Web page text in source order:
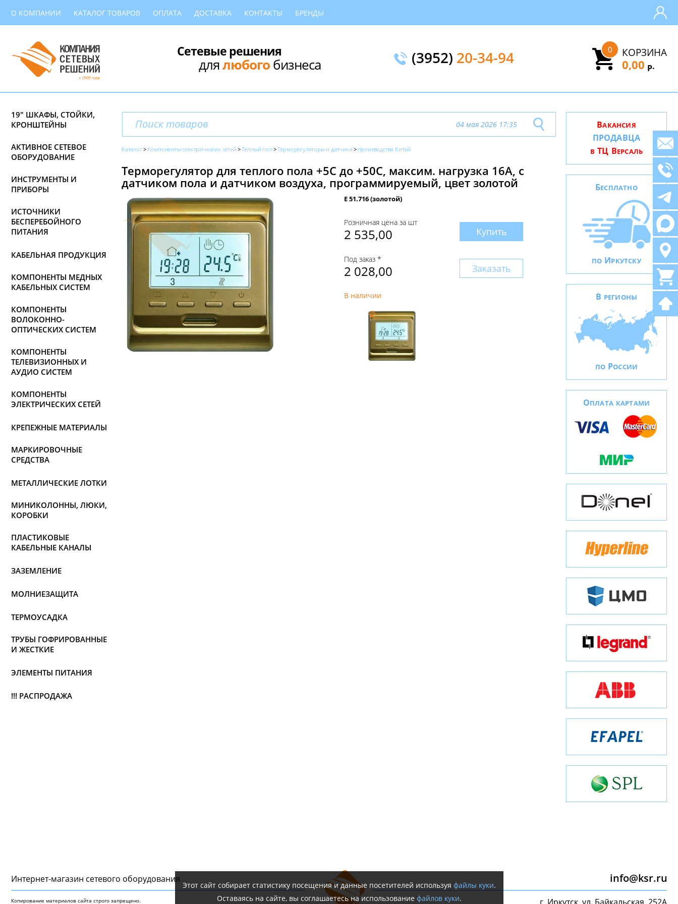
О КОМПАНИИ КАТАЛОГ ТОВАРОВ ОПЛАТА ДОСТАВКА КОНТАКТЫ БРЕНДЫ
Сетевые решения
длялюбогобизнеса (3952) 20-34-94 КОРЗИНА
0
0,00 Р.
19" ШКАФЫ, СТОЙКИ,
КРОНШТЕЙНЫ
АКТИВНОЕ СЕТЕВОЕ
ОБОРУДОВАНИЕ
ИНСТРУМЕНТЫ И
ПРИБОРЫ
ИСТОЧНИКИ
БЕСПЕРЕБОЙНОГО
ПИТАНИЯ
КАБЕЛЬНАЯ ПРОДУКЦИЯ
КОМПОНЕНТЫ МЕДНЫХ
КАБЕЛЬНЫХ СИСТЕМ
КОМПОНЕНТЫ
ВОЛОКОННО-
ОПТИЧЕСКИХ СИСТЕМ
КОМПОНЕНТЫ
ТЕЛЕВИЗИОННЫХ И
АУДИО СИСТЕМ
КОМПОНЕНТЫ
ЭЛЕКТРИЧЕСКИХ СЕТЕЙ
КРЕПЕЖНЫЕ МАТЕРИАЛЫ
МАРКИРОВОЧНЫЕ
СРЕДСТВА
МЕТАЛЛИЧЕСКИЕ ЛОТКИ
МИНИКОЛОННЫ, ЛЮКИ,
КОРОБКИ
ПЛАСТИКОВЫЕ
КАБЕЛЬНЫЕ КАНАЛЫ
ЗАЗЕМЛЕНИЕ
МОЛНИЕЗАЩИТА
ТЕРМОУСАДКА
ТРУБЫ ГОФРИРОВАННЫЕ
И ЖЕСТКИЕ
ЭЛЕМЕНТЫ ПИТАНИЯ
!!! РАСПРОДАЖА
04 мая 2026 17:35
Каталог Компоненты электрических сетей Теплый пол Терморегуляторы и датчики производства Китай
Терморегулятор для теплого пола +5С до +50С, максим. нагрузка 16А, с
датчиком пола и датчиком воздуха, программируемый, цвет золотой
E 51.716 (золотой)
Розничная цена за шт
2 535,00 Купить
Под заказ *
2 028,00 Заказать
В наличии
ВАКАНСИЯ
ПРОДАВЦА
В ТЦ ВЕРСАЛЬ
БЕСПЛАТНО
ПО ИРКУТСКУ
В РЕГИОНЫ
ПО РОССИИ
ОПЛАТА КАРТАМИ
Интернет-магазин сетeвого оборудования
Копирование материалов сайта строго запрещено.
info@ksr.ru
Этот сайт собирает статистику посещения и данные посетителей используя файлы куки.
Оставаясь на сайте, вы соглашаетесь на использование файлов куки.